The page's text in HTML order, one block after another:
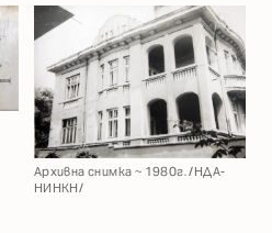
Архивна снимка ~ 1980г. /НДА-
НИНКН/